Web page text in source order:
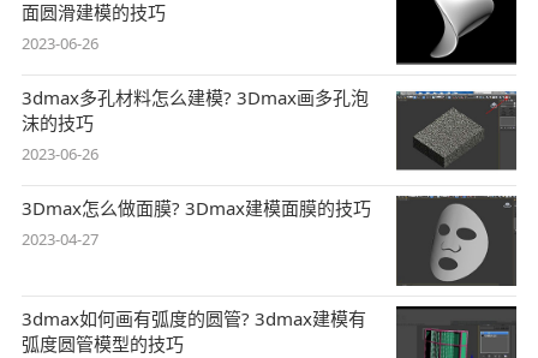
面圆滑建模的技巧
2023-06-26
3dmax多孔材料怎么建模? 3Dmax画多孔泡
沫的技巧
2023-06-26
3Dmax怎么做面膜? 3Dmax建模面膜的技巧
2023-04-27
3dmax如何画有弧度的圆管? 3dmax建模有
弧度圆管模型的技巧